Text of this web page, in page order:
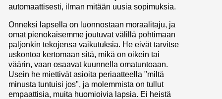
automaattisesti, ilman mitään uusia sopimuksia.
Onneksi lapsella on luonnostaan moraalitaju, ja
omat pienokaisemme joutuvat välillä pohtimaan
paljonkin tekojensa vaikutuksia. He eivät tarvitse
uskontoa kertomaan sitä, mikä on oikein tai
väärin, vaan osaavat kuunnella omatuntoaan.
Usein he miettivät asioita periaatteella "miltä
minusta tuntuisi jos", ja molemmista on tullut
empaattisia, muita huomioivia lapsia. Ei heistä